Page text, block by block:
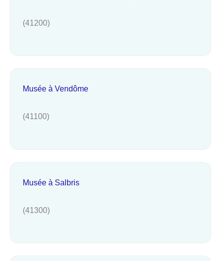
(41200)
Musée à Vendôme
(41100)
Musée à Salbris
(41300)